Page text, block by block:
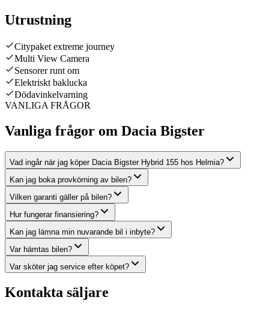
Utrustning
Citypaket extreme journey
Multi View Camera
Sensorer runt om
Elektriskt baklucka
Dödavinkelvarning
VANLIGA FRÅGOR
Vanliga frågor om Dacia Bigster
Vad ingår när jag köper Dacia Bigster Hybrid 155 hos Helmia?
Kan jag boka provkörning av bilen?
Vilken garanti gäller på bilen?
Hur fungerar finansiering?
Kan jag lämna min nuvarande bil i inbyte?
Var hämtas bilen?
Var sköter jag service efter köpet?
Kontakta säljare